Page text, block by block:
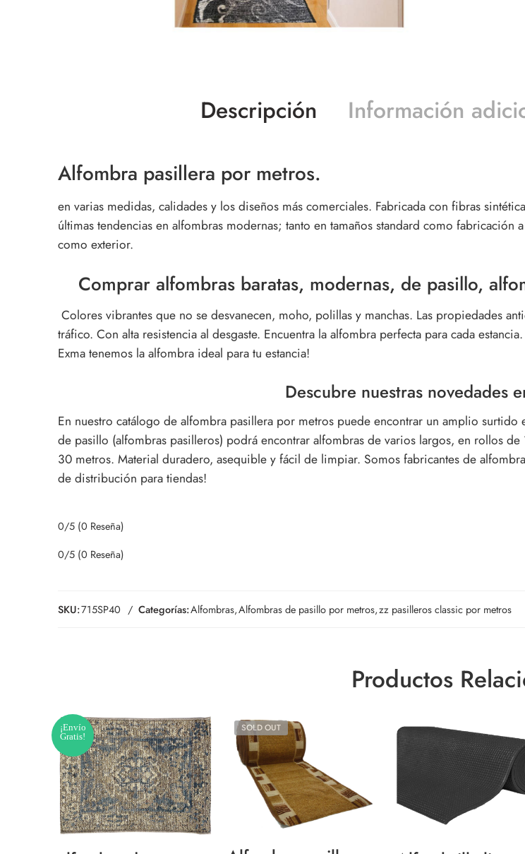
Descripción Información
Alfombra pasillera por metros.
en varias medidas, calidades y los diseños más comerciales. Fabricada con fibras
últimas tendencias en alfombras modernas; tanto en tamaños standard como
como exterior.
Comprar alfombras baratas, modernas, de pasillo,
Colores vibrantes que no se desvanecen, moho, polillas y manchas. Las propiedades
tráfico. Con alta resistencia al desgaste. Encuentra la alfombra perfecta para cada
Exma tenemos la alfombra ideal para tu estancia!
Descubre nuestras novedades
En nuestro catálogo de alfombra pasillera por metros puede encontrar un amplio
de pasillo (alfombras pasilleros) podrá encontrar alfombras de varios largos, en rollos
30 metros. Material duradero, asequible y fácil de limpiar. Somos fabricantes de
de distribución para tiendas!
0/5 (0 Reseña)
0/5 (0 Reseña)
SKU:715SP40 Categorías:Alfombras,Alfombras de pasillo por metros,zz pasilleros classic por metros
Productos
¡Envío
Gratis!
SOLD OUT